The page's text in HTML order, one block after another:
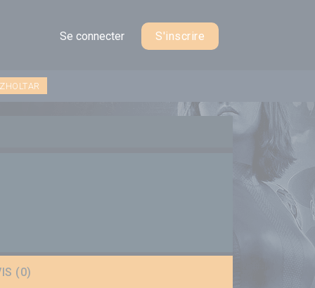
Se connecter S'inscrire
(0)